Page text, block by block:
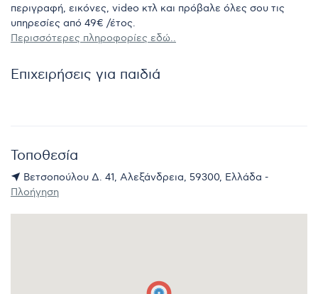
περιγραφή, εικόνες, video κτλ και πρόβαλε όλες σου τις
υπηρεσίες από 49€ /έτος.
Περισσότερες πληροφορίες εδώ..
Επιχειρήσεις για παιδιά
Τοποθεσία
Βετσοπούλου Δ. 41, Αλεξάνδρεια, 59300, Ελλάδα -
Πλοήγηση